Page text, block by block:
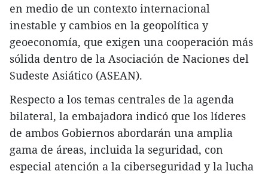
en medio de un contexto internacional
inestable y cambios en la geopolítica y
geoeconomía, que exigen una cooperación más
sólida dentro de la Asociación de Naciones del
Sudeste Asiático (ASEAN).
Respecto a los temas centrales de la agenda
bilateral, la embajadora indicó que los líderes
de ambos Gobiernos abordarán una amplia
gama de áreas, incluida la seguridad, con
especial atención a la ciberseguridad y la lucha